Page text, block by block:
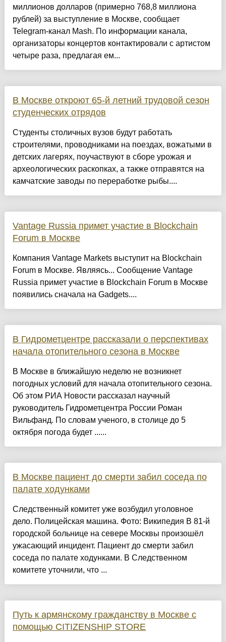
миллионов долларов (примерно 768,8 миллиона
рублей) за выступление в Москве, сообщает
Telegram-канал Mash. По информации канала,
организаторы концертов контактировали с артистом
четыре раза, предлагая ем...
В Москве откроют 65-й летний трудовой сезон
студенческих отрядов
Студенты столичных вузов будут работать
строителями, проводниками на поездах, вожатыми в
детских лагерях, поучаствуют в сборе урожая и
археологических раскопках, а также отправятся на
камчатские заводы по переработке рыбы....
Vantage Russia примет участие в Blockchain
Forum в Москве
Компания Vantage Markets выступит на Blockchain
Forum в Москве. Являясь... Сообщение Vantage
Russia примет участие в Blockchain Forum в Москве
появились сначала на Gadgets....
В Гидрометцентре рассказали о перспективах
начала отопительного сезона в Москве
В Москве в ближайшую неделю не возникнет
погодных условий для начала отопительного сезона.
Об этом РИА Новости рассказал научный
руководитель Гидрометцентра России Роман
Вильфанд. По словам ученого, в столице до 5
октября погода будет ......
В Москве пациент до смерти забил соседа по
палате ходунками
Следственный комитет уже возбудил уголовное
дело. Полицейская машина. Фото: Википедия В 81-й
городской больнице на севере Москвы произошёл
ужасающий инцидент. Пациент до смерти забил
соседа по палате ходунками. В Следственном
комитете уточнили, что ...
Путь к армянскому гражданству в Москве с
помощью CITIZENSHIP STORE